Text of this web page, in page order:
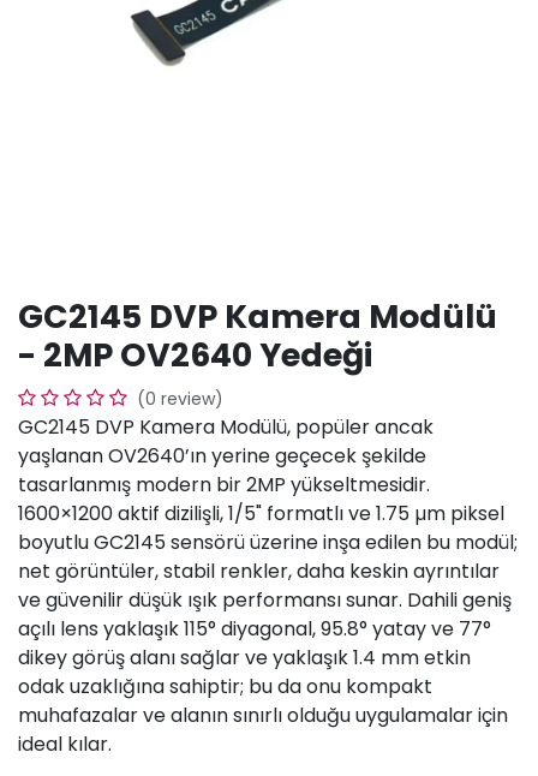
GC2145 DVP Kamera Modülü
- 2MP OV2640 Yedeği
(0 review)
GC2145 DVP Kamera Modülü, popüler ancak
yaşlanan OV2640’ın yerine geçecek şekilde
tasarlanmış modern bir 2MP yükseltmesidir.
1600×1200 aktif dizilişli, 1/5" formatlı ve 1.75 µm piksel
boyutlu GC2145 sensörü üzerine inşa edilen bu modül;
net görüntüler, stabil renkler, daha keskin ayrıntılar
ve güvenilir düşük ışık performansı sunar. Dahili geniş
açılı lens yaklaşık 115° diyagonal, 95.8° yatay ve 77°
dikey görüş alanı sağlar ve yaklaşık 1.4 mm etkin
odak uzaklığına sahiptir; bu da onu kompakt
muhafazalar ve alanın sınırlı olduğu uygulamalar için
ideal kılar.